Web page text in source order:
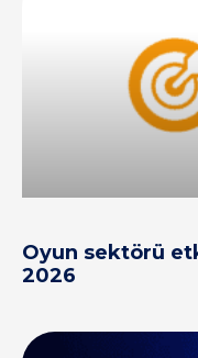
Oyun sektörü
2026